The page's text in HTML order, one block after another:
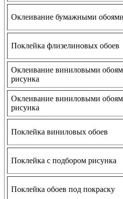
Оклеивание бумажными обоями
Поклейка флизелиновых обоев
Оклеивание виниловыми
рисунка
Оклеивание виниловыми
рисунка
Поклейка виниловых обоев
Поклейка с подбором рисунка
Поклейка обоев под покраску